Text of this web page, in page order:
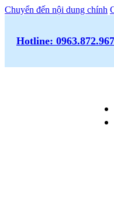
Chuyển đến nội dung chính
Hotline: 0963.872.967